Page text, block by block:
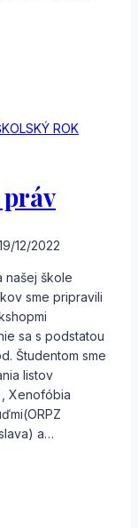
ROK
12/2022
našej škole
sme pripravili
sa s podstatou
Študentom sme
listov
Xenofóbia
a…